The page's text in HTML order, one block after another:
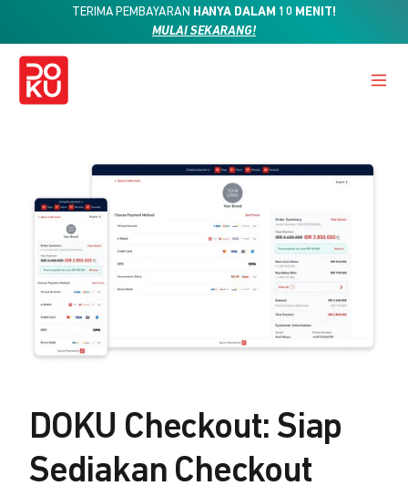
TERIMA PEMBAYARAN HANYA DALAM 10 MENIT!
MULAI SEKARANG!
DOKU Checkout: Siap
Sediakan Checkout